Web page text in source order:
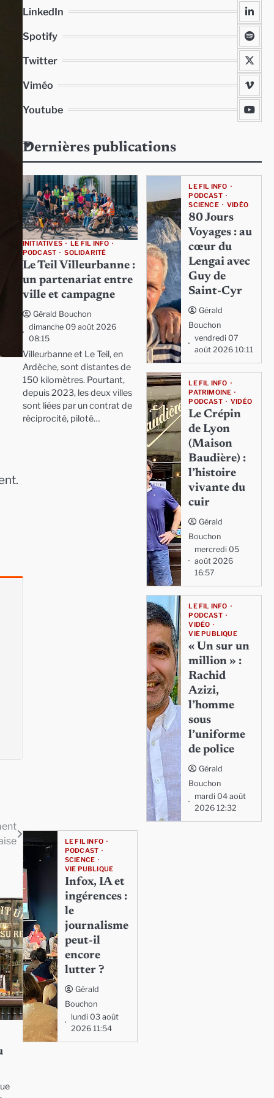
LinkedIn
Spotify
Twitter
Viméo
Youtube
Dernières publications
INITIATIVES
LE FIL INFO
PODCAST
SOLIDARITÉ
Le Teil Villeurbanne :
un partenariat entre
ville et campagne
Gérald Bouchon
dimanche 09 août 2026
08:15
Villeurbanne et Le Teil, en
Ardèche, sont distantes de
150 kilomètres. Pourtant,
depuis 2023, les deux villes
sont liées par un contrat de
réciprocité, piloté…
LE FIL INFO
PODCAST
SCIENCE
VIDÉO
80 Jours
Voyages : au
cœur du
Lengai avec
Guy de
Saint-Cyr
Gérald
Bouchon
vendredi 07
août 2026 10:11
LE FIL INFO
PATRIMOINE
PODCAST
VIDÉO
Le Crépin
de Lyon
(Maison
Baudière) :
l’histoire
vivante du
cuir
Gérald
Bouchon
mercredi 05
août 2026
16:57
LE FIL INFO
PODCAST
VIDÉO
VIE PUBLIQUE
« Un sur un
million » :
Rachid
Azizi,
l’homme
sous
l’uniforme
de police
Gérald
Bouchon
mardi 04 août
2026 12:32
LE FIL INFO
PODCAST
SCIENCE
VIE PUBLIQUE
Infox, IA et
ingérences :
le
journalisme
peut-il
encore
lutter ?
Gérald
Bouchon
lundi 03 août
2026 11:54